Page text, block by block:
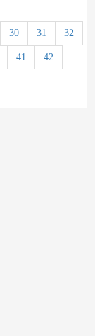
30 31 32
41 42